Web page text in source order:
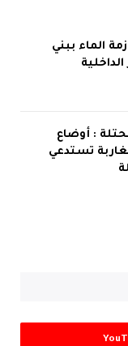
الماء ببني
: أوضاع
تستدعي